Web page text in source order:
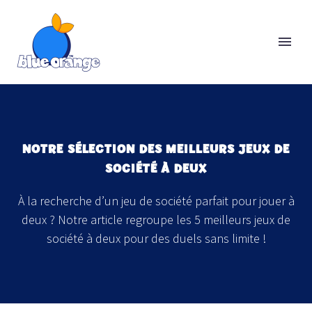
NOTRE SÉLECTION DES MEILLEURS JEUX DE
SOCIÉTÉ À DEUX
À la recherche d’un jeu de société parfait pour jouer à
deux ? Notre article regroupe les 5 meilleurs jeux de
société à deux pour des duels sans limite !